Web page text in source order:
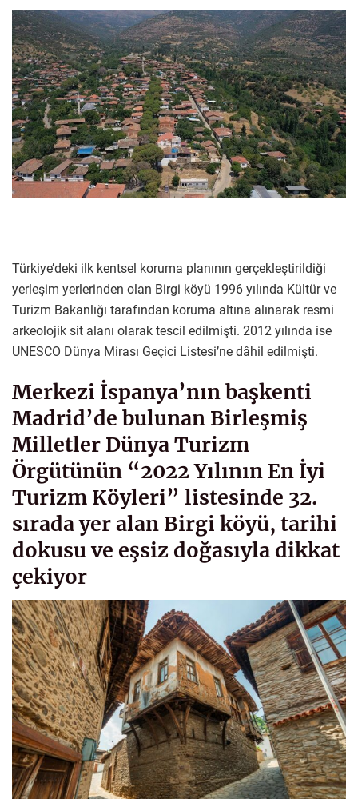
Türkiye’deki ilk kentsel koruma planının gerçekleştirildiği
yerleşim yerlerinden olan Birgi köyü 1996 yılında Kültür ve
Turizm Bakanlığı tarafından koruma altına alınarak resmi
arkeolojik sit alanı olarak tescil edilmişti. 2012 yılında ise
UNESCO Dünya Mirası Geçici Listesi’ne dâhil edilmişti.
Merkezi İspanya’nın başkenti
Madrid’de bulunan Birleşmiş
Milletler Dünya Turizm
Örgütünün “2022 Yılının En İyi
Turizm Köyleri” listesinde 32.
sırada yer alan Birgi köyü, tarihi
dokusu ve eşsiz doğasıyla dikkat
çekiyor